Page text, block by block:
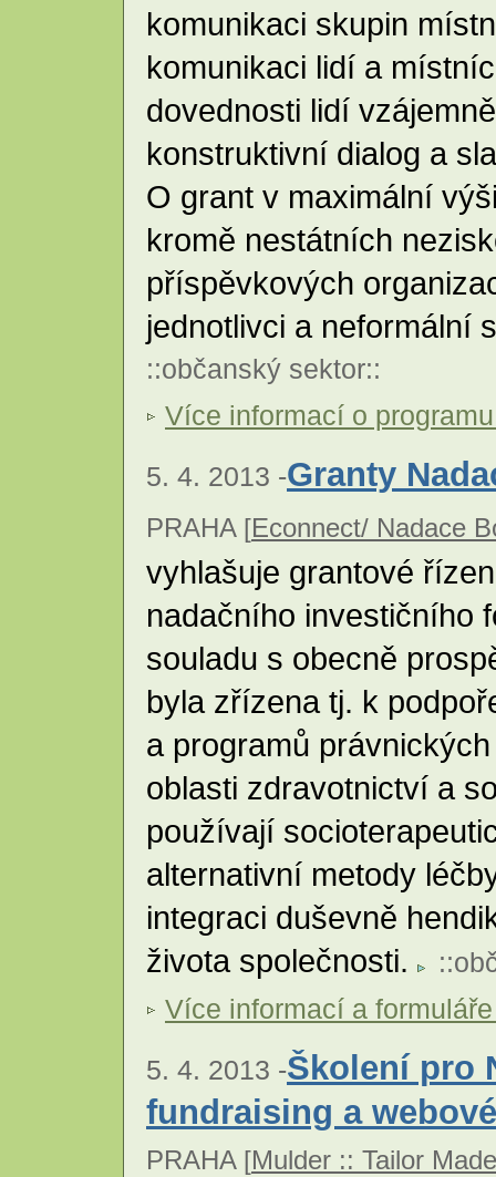
komunikaci skupin
komunikaci lidí a
dovednosti lidí
konstruktivní dialog a
O grant v maximální
kromě nestátních
příspěvkových
jednotlivci a neformální
::občanský sektor::
Více informací o
5. 4. 2013 -Granty
PRAHA [Econnect/ Nadace
vyhlašuje grantové
nadačního investičního
souladu s obecně
byla zřízena tj. k
a programů
oblasti zdravotnictví a
používají
alternativní metody
integraci duševně
života společnosti.
::
Více informací a
5. 4. 2013 -Školení pro
fundraising a
PRAHA [Mulder :: Tailor